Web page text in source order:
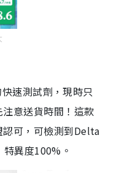
速測試劑，現時只
意送貨時間！這款
可，可檢測到Delta
異度100%。